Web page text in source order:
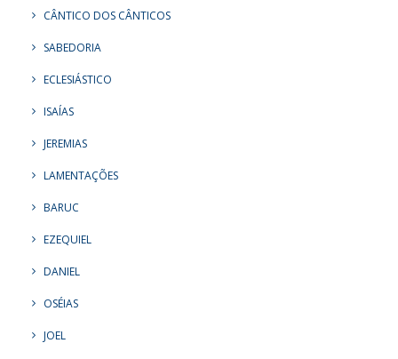
CÂNTICO DOS CÂNTICOS
SABEDORIA
ECLESIÁSTICO
ISAÍAS
JEREMIAS
LAMENTAÇÕES
BARUC
EZEQUIEL
DANIEL
OSÉIAS
JOEL